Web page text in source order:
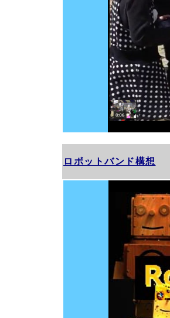
ロボットバンド構想